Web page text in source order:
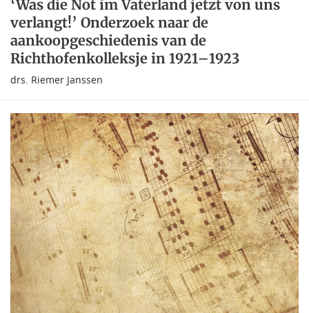
‘Was die Not im Vaterland jetzt von uns
verlangt!’ Onderzoek naar de
aankoopgeschiedenis van de
Richthofenkolleksje in 1921–1923
drs. Riemer Janssen